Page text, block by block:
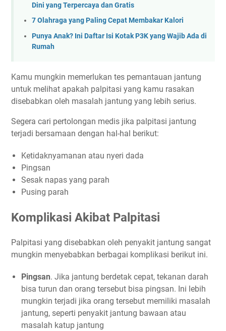
Dini yang Terpercaya dan Gratis
7 Olahraga yang Paling Cepat Membakar Kalori
Punya Anak? Ini Daftar Isi Kotak P3K yang Wajib Ada di
Rumah
Kamu mungkin memerlukan tes pemantauan jantung
untuk melihat apakah palpitasi yang kamu rasakan
disebabkan oleh masalah jantung yang lebih serius.
Segera cari pertolongan medis jika palpitasi jantung
terjadi bersamaan dengan hal-hal berikut:
Ketidaknyamanan atau nyeri dada
Pingsan
Sesak napas yang parah
Pusing parah
Komplikasi Akibat Palpitasi
Palpitasi yang disebabkan oleh penyakit jantung sangat
mungkin menyebabkan berbagai komplikasi berikut ini.
Pingsan. Jika jantung berdetak cepat, tekanan darah
bisa turun dan orang tersebut bisa pingsan. Ini lebih
mungkin terjadi jika orang tersebut memiliki masalah
jantung, seperti penyakit jantung bawaan atau
masalah katup jantung